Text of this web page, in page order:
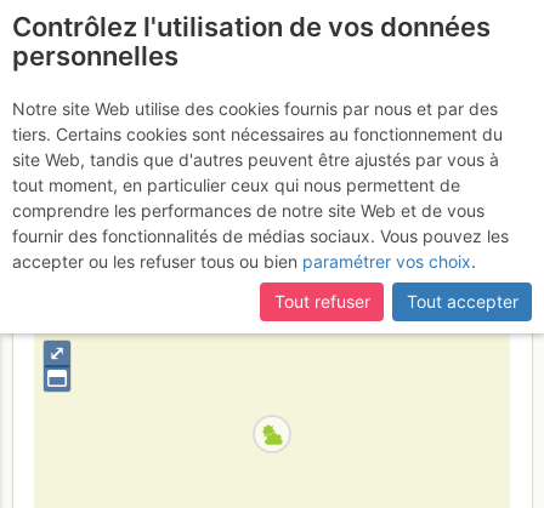
Aiguille Dibona : Voie
des Savoyards
Samedi 8 juillet 2017
France Isère Écrins
⤢
Contrôlez l'utilisation de vos données
personnelles
Notre site Web utilise des cookies fournis par nous et par des
tiers. Certains cookies sont nécessaires au fonctionnement du
site Web, tandis que d'autres peuvent être ajustés par vous à
tout moment, en particulier ceux qui nous permettent de
comprendre les performances de notre site Web et de vous
fournir des fonctionnalités de médias sociaux. Vous pouvez les
accepter ou les refuser tous ou bien paramétrer vos choix.
Tout refuser
Tout accepter